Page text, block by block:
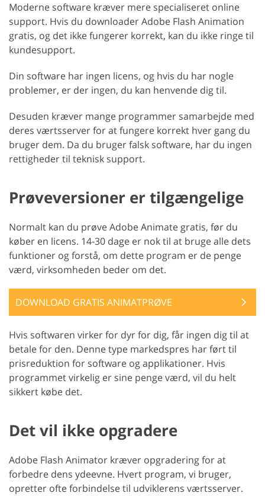
Moderne software kræver mere specialiseret online
support. Hvis du downloader Adobe Flash Animation
gratis, og det ikke fungerer korrekt, kan du ikke ringe til
kundesupport.
Din software har ingen licens, og hvis du har nogle
problemer, er der ingen, du kan henvende dig til.
Desuden kræver mange programmer samarbejde med
deres værtsserver for at fungere korrekt hver gang du
bruger dem. Da du bruger falsk software, har du ingen
rettigheder til teknisk support.
Prøveversioner er tilgængelige
Normalt kan du prøve Adobe Animate gratis, før du
køber en licens. 14-30 dage er nok til at bruge alle dets
funktioner og forstå, om dette program er de penge
værd, virksomheden beder om det.
DOWNLOAD GRATIS ANIMATPRØVE
Hvis softwaren virker for dyr for dig, får ingen dig til at
betale for den. Denne type markedspres har ført til
prisreduktion for software og applikationer. Hvis
programmet virkelig er sine penge værd, vil du helt
sikkert købe det.
Det vil ikke opgradere
Adobe Flash Animator kræver opgradering for at
forbedre dens ydeevne. Hvert program, vi bruger,
opretter ofte forbindelse til udviklerens værtsserver.